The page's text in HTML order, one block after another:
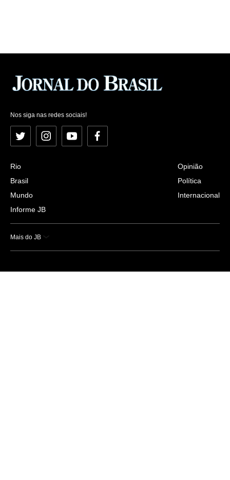
Nos siga nas redes sociais!
Twitter InstagramYouTubeFacebook
Rio
Brasil
Mundo
Informe JB
Opinião
Política
Internacional
Mais do JB
Esportes